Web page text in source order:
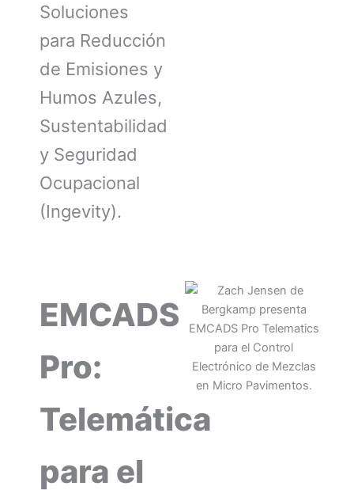
Soluciones
para Reducción
de Emisiones y
Humos Azules,
Sustentabilidad
y Seguridad
Ocupacional
(Ingevity).
EMCADS
Pro:
Telemática
para el